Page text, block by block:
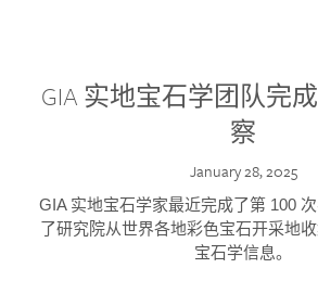
GIA 实地宝石学团队完
察
January 28, 2025
GIA 实地宝石学家最近完成了第 100
了研究院从世界各地彩色宝石开采地
宝石学信息。